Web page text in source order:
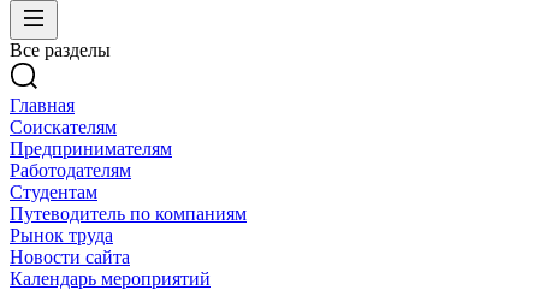
Все разделы
Главная
Соискателям
Предпринимателям
Работодателям
Студентам
Путеводитель по компаниям
Рынок труда
Новости сайта
Календарь мероприятий